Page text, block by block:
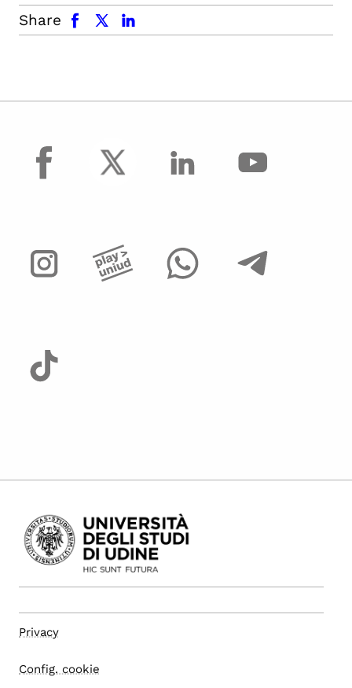
Share
facebook x.com linkedin
facebook
Privacy
Config. cookie